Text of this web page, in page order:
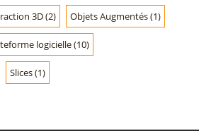
3D(2) Objets Augmentés(1)
logicielle(10)
Slices(1)